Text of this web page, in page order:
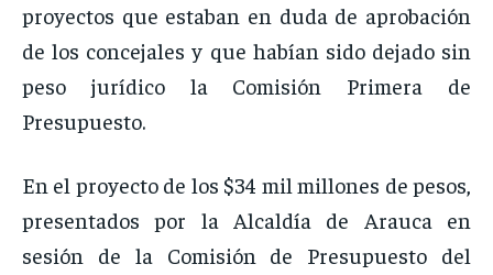
proyectos que estaban en duda de aprobación
de los concejales y que habían sido dejado sin
peso jurídico la Comisión Primera de
Presupuesto.
En el proyecto de los $34 mil millones de pesos,
presentados por la Alcaldía de Arauca en
sesión de la Comisión de Presupuesto del